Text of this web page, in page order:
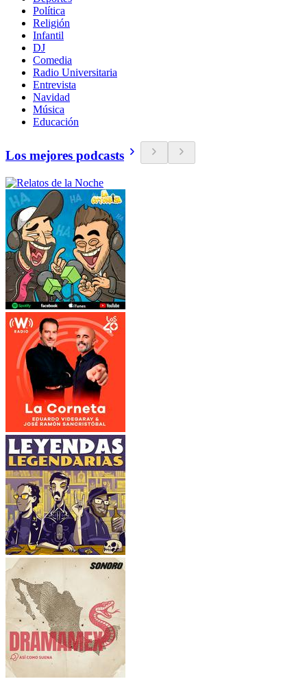
Política
Religión
Infantil
DJ
Comedia
Radio Universitaria
Entrevista
Navidad
Música
Educación
Los mejores podcasts